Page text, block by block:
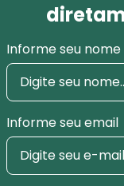
Informe seu nome
Informe seu email